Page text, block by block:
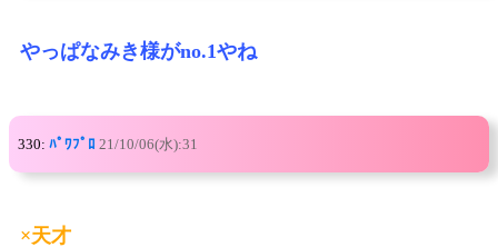
やっぱなみき様がno.1やね
330: ﾊﾟﾜﾌﾟﾛ 21/10/06(水):31
×天才